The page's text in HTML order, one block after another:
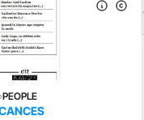
›PEOPLE